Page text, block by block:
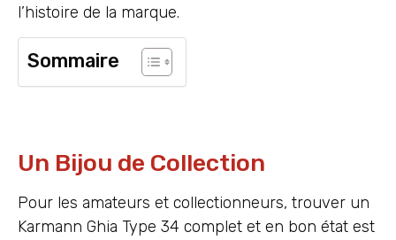
l’histoire de la marque.
Sommaire
Un Bijou de Collection
Pour les amateurs et collectionneurs, trouver un
Karmann Ghia Type 34 complet et en bon état est